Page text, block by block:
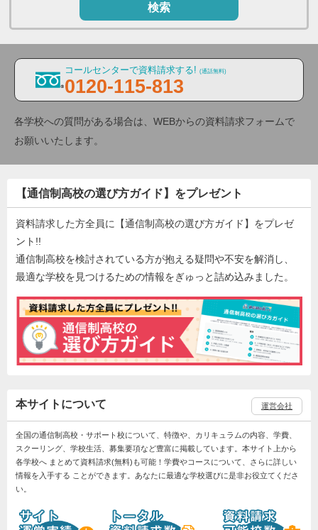
検索
コールセンターで資料請求する! (通話無料)
0120-115-813
各学校への質問がある場合は、WEBからの資料請求フォームで
お願いいたします。
【通信制高校の選び方ガイド】をプレゼント
資料請求した方全員に【通信制高校の選び方ガイド】をプレゼ
ント!!
通信制高校を検討されている方が抱える疑問や不安を解消し、
最適な学校を見つけるための情報をぎゅっと詰め込みました。
本サイトについて 運営会社
全国の通信制高校・サポート校について、特徴や、カリキュラムの内容、学費、
スクーリング、学校生活、募集要項など豊富に掲載しています。本サイト上から
各学校へ まとめて資料請求(無料)も可能！学費やコースについて、さらに詳しい
情報を入手する ことができます。あなたに最適な学校選びに是非お役立てくださ
い。